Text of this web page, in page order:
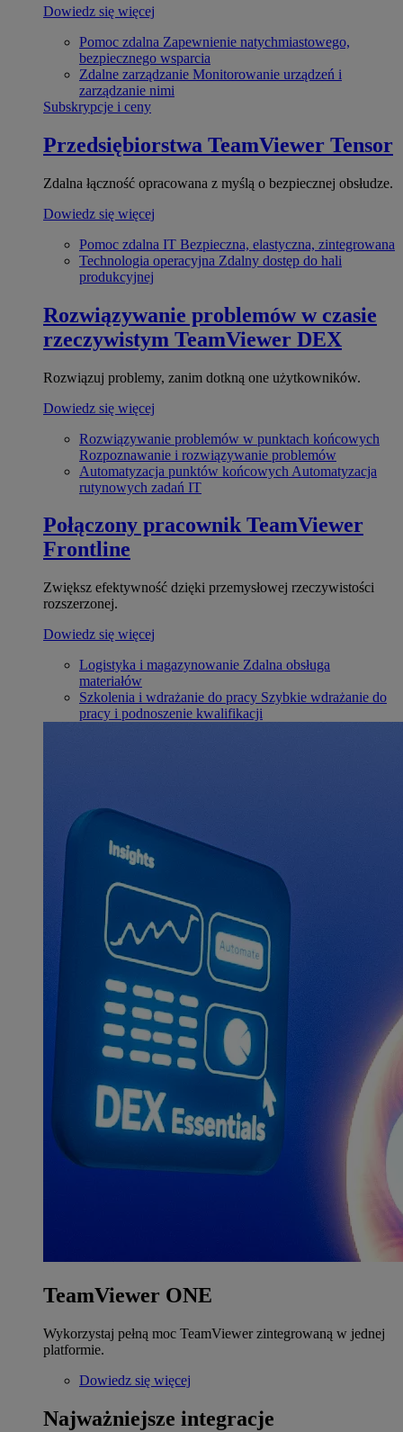
Dowiedz się więcej
Pomoc zdalna Zapewnienie natychmiastowego,
bezpiecznego wsparcia
Zdalne zarządzanie Monitorowanie urządzeń i
zarządzanie nimi
Subskrypcje i ceny
Przedsiębiorstwa TeamViewer Tensor
Zdalna łączność opracowana z myślą o bezpiecznej obsłudze.
Dowiedz się więcej
Pomoc zdalna IT Bezpieczna, elastyczna, zintegrowana
Technologia operacyjna Zdalny dostęp do hali
produkcyjnej
Rozwiązywanie problemów w czasie
rzeczywistym TeamViewer DEX
Rozwiązuj problemy, zanim dotkną one użytkowników.
Dowiedz się więcej
Rozwiązywanie problemów w punktach końcowych
Rozpoznawanie i rozwiązywanie problemów
Automatyzacja punktów końcowych Automatyzacja
rutynowych zadań IT
Połączony pracownik TeamViewer
Frontline
Zwiększ efektywność dzięki przemysłowej rzeczywistości
rozszerzonej.
Dowiedz się więcej
Logistyka i magazynowanie Zdalna obsługa
materiałów
Szkolenia i wdrażanie do pracy Szybkie wdrażanie do
pracy i podnoszenie kwalifikacji
TeamViewer ONE
Wykorzystaj pełną moc TeamViewer zintegrowaną w jednej
platformie.
Dowiedz się więcej
Najważniejsze integracje